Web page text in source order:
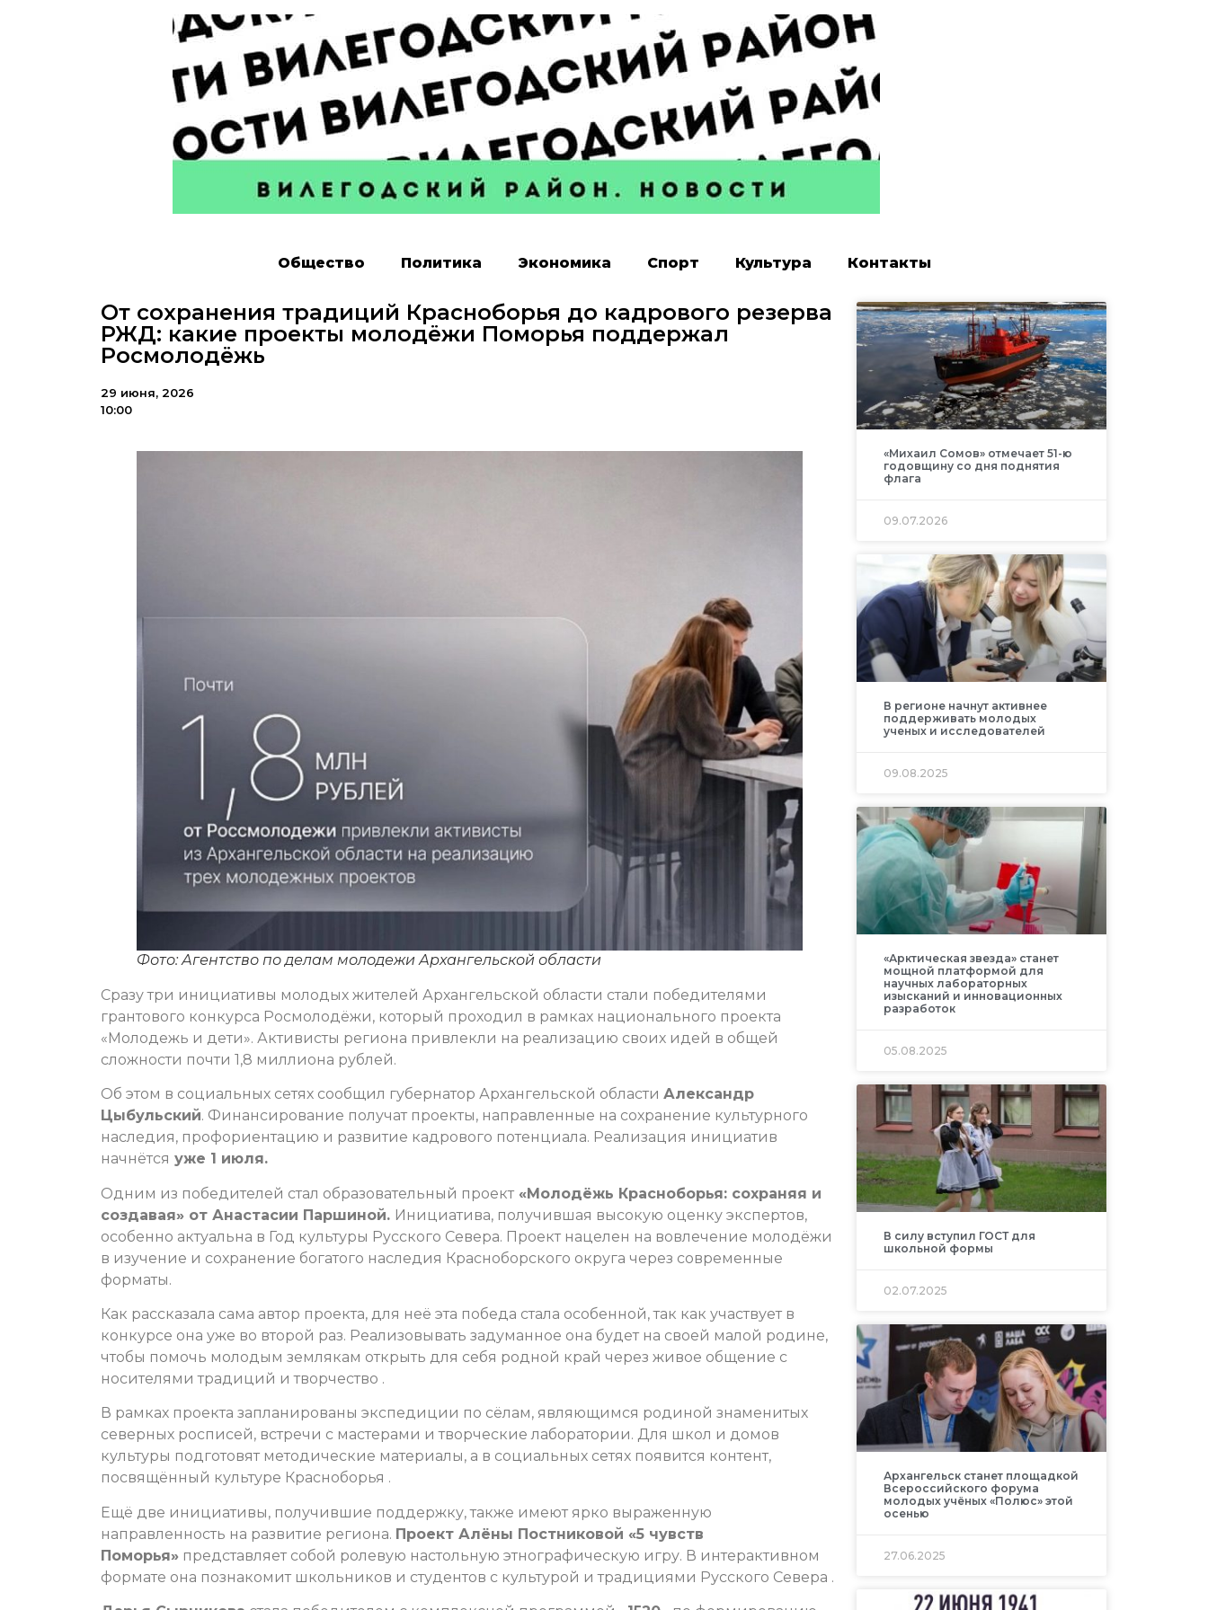
Общество Политика Экономика Спорт Культура Контакты
От сохранения традиций Красноборья до кадрового резерва
РЖД: какие проекты молодёжи Поморья поддержал
Росмолодёжь
29 июня, 2026
10:00
Фото: Агентство по делам молодежи Архангельской области
Сразу три инициативы молодых жителей Архангельской области стали победителями
грантового конкурса Росмолодёжи, который проходил в рамках национального проекта
«Молодежь и дети». Активисты региона привлекли на реализацию своих идей в общей
сложности почти 1,8 миллиона рублей.
Об этом в социальных сетях сообщил губернатор Архангельской области Александр
Цыбульский. Финансирование получат проекты, направленные на сохранение культурного
наследия, профориентацию и развитие кадрового потенциала. Реализация инициатив
начнётся уже 1 июля.
Одним из победителей стал образовательный проект «Молодёжь Красноборья: сохраняя и
создавая» от Анастасии Паршиной. Инициатива, получившая высокую оценку экспертов,
особенно актуальна в Год культуры Русского Севера. Проект нацелен на вовлечение молодёжи
в изучение и сохранение богатого наследия Красноборского округа через современные
форматы.
Как рассказала сама автор проекта, для неё эта победа стала особенной, так как участвует в
конкурсе она уже во второй раз. Реализовывать задуманное она будет на своей малой родине,
чтобы помочь молодым землякам открыть для себя родной край через живое общение с
носителями традиций и творчество .
В рамках проекта запланированы экспедиции по сёлам, являющимся родиной знаменитых
северных росписей, встречи с мастерами и творческие лаборатории. Для школ и домов
культуры подготовят методические материалы, а в социальных сетях появится контент,
посвящённый культуре Красноборья .
Ещё две инициативы, получившие поддержку, также имеют ярко выраженную
направленность на развитие региона. Проект Алёны Постниковой «5 чувств
Поморья» представляет собой ролевую настольную этнографическую игру. В интерактивном
формате она познакомит школьников и студентов с культурой и традициями Русского Севера .
«Михаил Сомов» отмечает 51-ю
годовщину со дня поднятия
флага
09.07.2026
В регионе начнут активнее
поддерживать молодых
ученых и исследователей
09.08.2025
«Арктическая звезда» станет
мощной платформой для
научных лабораторных
изысканий и инновационных
разработок
05.08.2025
В силу вступил ГОСТ для
школьной формы
02.07.2025
Архангельск станет площадкой
Всероссийского форума
молодых учёных «Полюс» этой
осенью
27.06.2025